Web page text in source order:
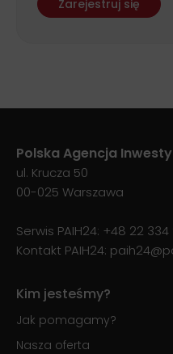
Zarejestruj się
Polska Agencja
ul. Krucza 50
00-025 Warszawa
Serwis PAIH24: +48 22 334
Kontakt PAIH24:
Kim jesteśmy?
Jak pomagamy?
Nasza oferta